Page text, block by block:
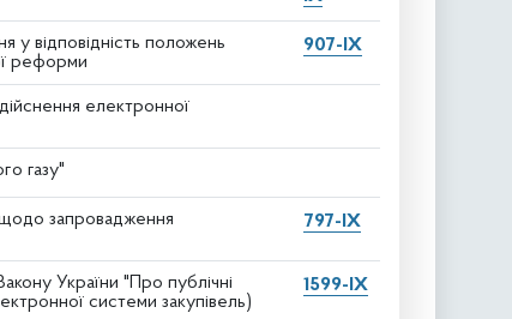
відповідність положень
реформи
907-IX
електронної
газу"
запровадження
797-IX
України "Про публічні
системи закупівель)
1599-IX